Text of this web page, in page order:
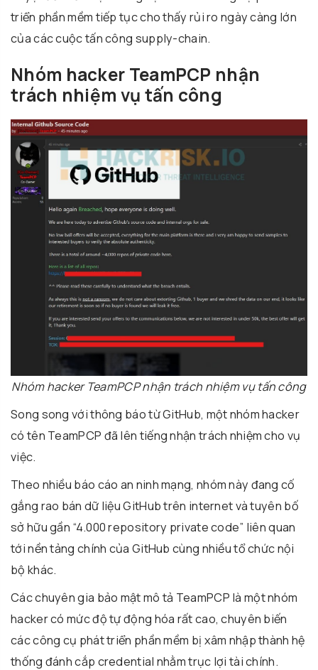
triển phần mềm tiếp tục cho thấy rủi ro ngày càng lớn
của các cuộc tấn công supply-chain.
Nhóm hacker TeamPCP nhận
trách nhiệm vụ tấn công
Nhóm hacker TeamPCP nhận trách nhiệm vụ tấn công
Song song với thông báo từ GitHub, một nhóm hacker
có tên TeamPCP đã lên tiếng nhận trách nhiệm cho vụ
việc.
Theo nhiều báo cáo an ninh mạng, nhóm này đang cố
gắng rao bán dữ liệu GitHub trên internet và tuyên bố
sở hữu gần “4.000 repository private code” liên quan
tới nền tảng chính của GitHub cùng nhiều tổ chức nội
bộ khác.
Các chuyên gia bảo mật mô tả TeamPCP là một nhóm
hacker có mức độ tự động hóa rất cao, chuyên biến
các công cụ phát triển phần mềm bị xâm nhập thành hệ
thống đánh cắp credential nhằm trục lợi tài chính.